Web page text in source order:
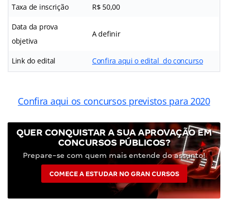
Taxa de inscrição R$ 50,00
Data da prova
objetiva
A definir
Link do edital Confira aqui o edital do concurso
Confira aqui os concursos previstos para 2020
QUER CONQUISTAR A SUA APROVAÇÃO EM
CONCURSOS PÚBLICOS?
Prepare-se com quem mais entende do assunto!
COMECE A ESTUDAR NO GRAN CURSOS